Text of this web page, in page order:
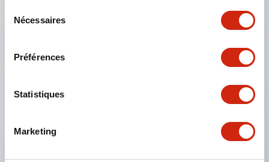
Nécessaires
Préférences
Statistiques
Marketing
Type montage arrière également disponible,
pouvant être installé depuis l'arrière du panneau
fonctionnement
Connexion des unités et fixation sur panneau en
un seul clic